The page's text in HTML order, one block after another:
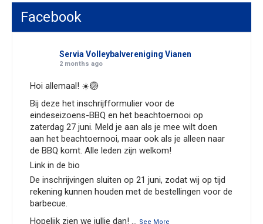
Facebook
Servia Volleybalvereniging Vianen
2 months ago
Hoi allemaal! ☀️🏐
Bij deze het inschrijfformulier voor de
eindeseizoens-BBQ en het beachtoernooi op
zaterdag 27 juni. Meld je aan als je mee wilt doen
aan het beachtoernooi, maar ook als je alleen naar
de BBQ komt. Alle leden zijn welkom!
Link in de bio
De inschrijvingen sluiten op 21 juni, zodat wij op tijd
rekening kunnen houden met de bestellingen voor de
barbecue.
Hopelijk zien we jullie dan! ... See More